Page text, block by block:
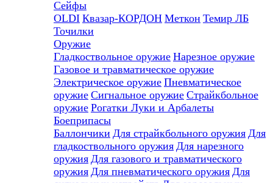
Сейфы
OLDI Квазар-КОРДОН Меткон Темир ЛБ
Точилки
Оружие
Гладкоствольное оружие Нарезное оружие
Газовое и травматическое оружие
Электрическое оружие Пневматическое
оружие Сигнальное оружие Страйкбольное
оружие Рогатки Луки и Арбалеты
Боеприпасы
Баллончики Для страйкбольного оружия Для
гладкоствольного оружия Для нарезного
оружия Для газового и травматического
оружия Для пневматического оружия Для